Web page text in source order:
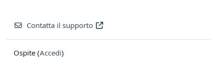
Contatta il supporto
Ospite (Accedi)